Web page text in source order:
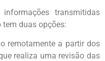
transmitidas
duas opções:
remotamente a partir dos
realiza uma revisão das